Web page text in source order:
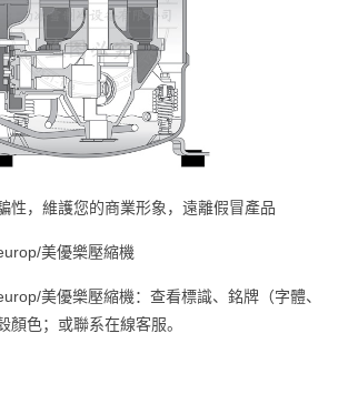
性，維護您的商業形象，遠離假冒產品
美優樂壓縮機
美優樂壓縮機：查看標識、銘牌（字體、
顏色；或聯系在線客服。